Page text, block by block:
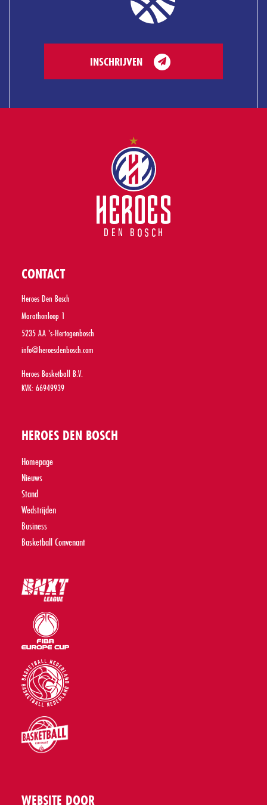
INSCHRIJVEN
CONTACT
Heroes Den Bosch
Marathonloop 1
5235 AA 's-Hertogenbosch
info@heroesdenbosch.com
Heroes Basketball B.V.
KVK: 66949939
HEROES DEN BOSCH
Homepage
Nieuws
Stand
Wedstrijden
Business
Basketball Convenant
WEBSITE DOOR